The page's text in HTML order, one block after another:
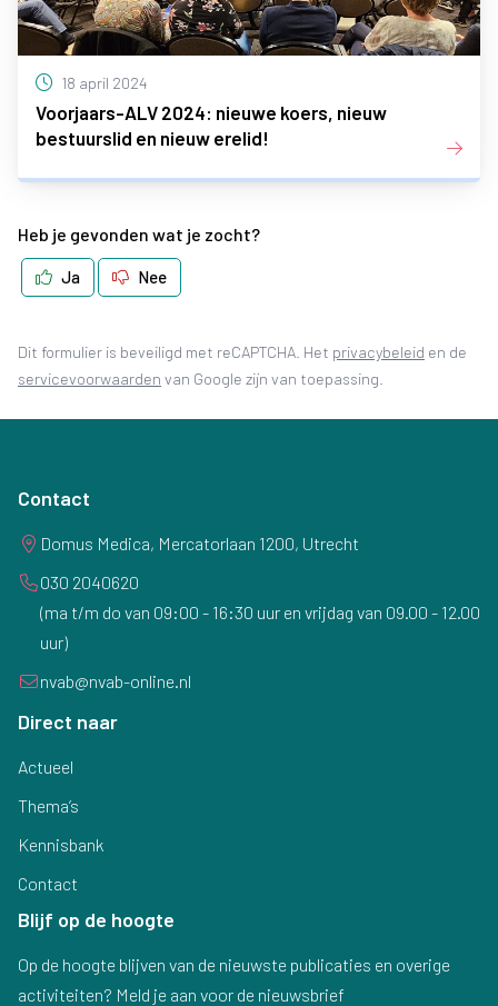
Voorjaars-ALV 2024: nieuwe koers, nieuw
bestuurslid en nieuw erelid!
18 april 2024
Heb je gevonden wat je zocht?
Ja Nee
Dit formulier is beveiligd met reCAPTCHA. Het privacybeleid (opent in
en de
servicevoorwaarden (opent in nieuw tabblad)
van Google zijn van toepassing.
Contact
Domus Medica, Mercatorlaan 1200, Utrecht
030 2040620
(ma t/m do van 09:00 - 16:30 uur en vrijdag van 09.00 - 12.00
uur)
nvab@nvab-online.nl
Direct naar
Actueel
Thema’s
Kennisbank
Contact
Blijf op de hoogte
Op de hoogte blijven van de nieuwste publicaties en overige
activiteiten? Meld je aan voor de nieuwsbrief